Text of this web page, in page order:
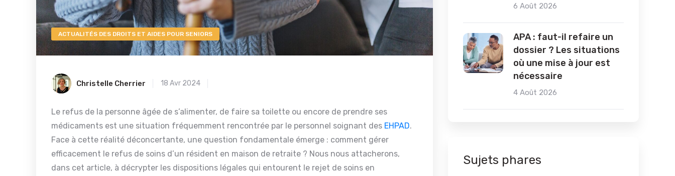
ACTUALITÉS DES DROITS ET AIDES POUR SENIORS
Christelle Cherrier 18 Avr 2024
Le refus de la personne âgée de s’alimenter, de faire sa toilette ou encore de prendre ses
médicaments est une situation fréquemment rencontrée par le personnel soignant des EHPAD.
Face à cette réalité déconcertante, une question fondamentale émerge : comment gérer
efficacement le refus de soins d’un résident en maison de retraite ? Nous nous attacherons,
dans cet article, à décrypter les dispositions légales qui entourent le rejet de soins en
6 Août 2026
APA : faut-il refaire un
dossier ? Les situations
où une mise à jour est
nécessaire
4 Août 2026
Sujets phares